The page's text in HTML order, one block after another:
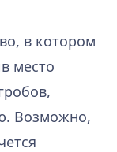
в котором
место
Возможно,